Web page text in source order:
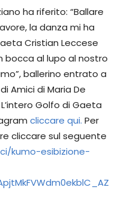
ha riferito: “Ballare
la danza mi ha
Cristian Leccese
bocca al lupo al nostro
ballerino entrato a
Amici di Maria De
L’intero Golfo di Gaeta
cliccare qui. Per
cliccare sul seguente
kumo-esibizione-